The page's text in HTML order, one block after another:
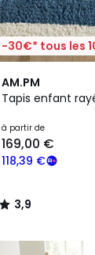
-30€* tous les
AM.PM
Tapis enfant
à partir de
118,39 €
169,00 €
3,9
/ 5
3,9
/